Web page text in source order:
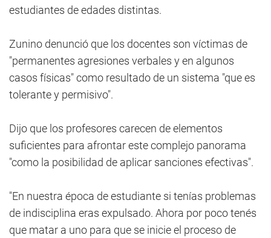
estudiantes de edades distintas.
Zunino denunció que los docentes son víctimas de
"permanentes agresiones verbales y en algunos
casos físicas" como resultado de un sistema "que es
tolerante y permisivo".
Dijo que los profesores carecen de elementos
suficientes para afrontar este complejo panorama
"como la posibilidad de aplicar sanciones efectivas".
"En nuestra época de estudiante si tenías problemas
de indisciplina eras expulsado. Ahora por poco tenés
que matar a uno para que se inicie el proceso de